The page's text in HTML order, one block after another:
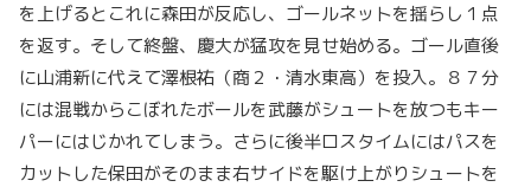
を上げるとこれに森田が反応し、ゴールネットを揺らし１点
を返す。そして終盤、慶大が猛攻を見せ始める。ゴール直後
に山浦新に代えて澤根祐（商２・清水東高）を投入。８７分
には混戦からこぼれたボールを武藤がシュートを放つもキー
パーにはじかれてしまう。さらに後半ロスタイムにはパスを
カットした保田がそのまま右サイドを駆け上がりシュートを